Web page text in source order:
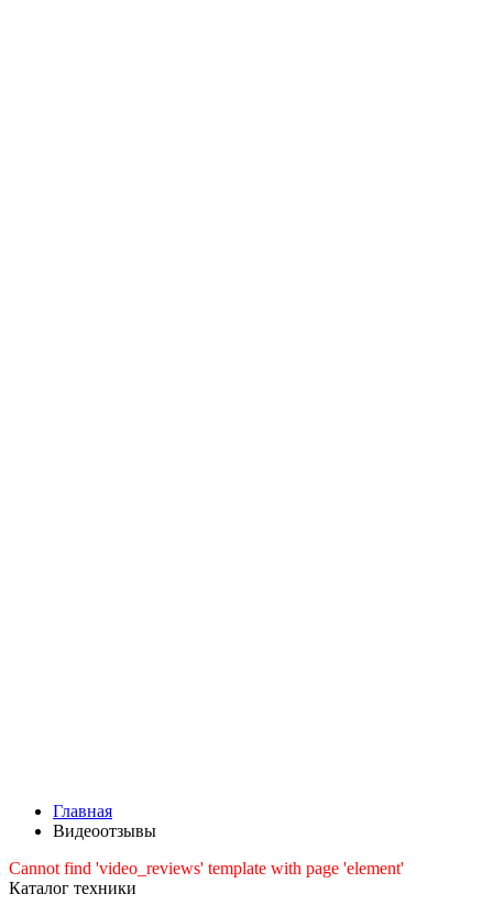
Главная
Видеоотзывы
Cannot find 'video_reviews' template with page 'element'
Каталог техники